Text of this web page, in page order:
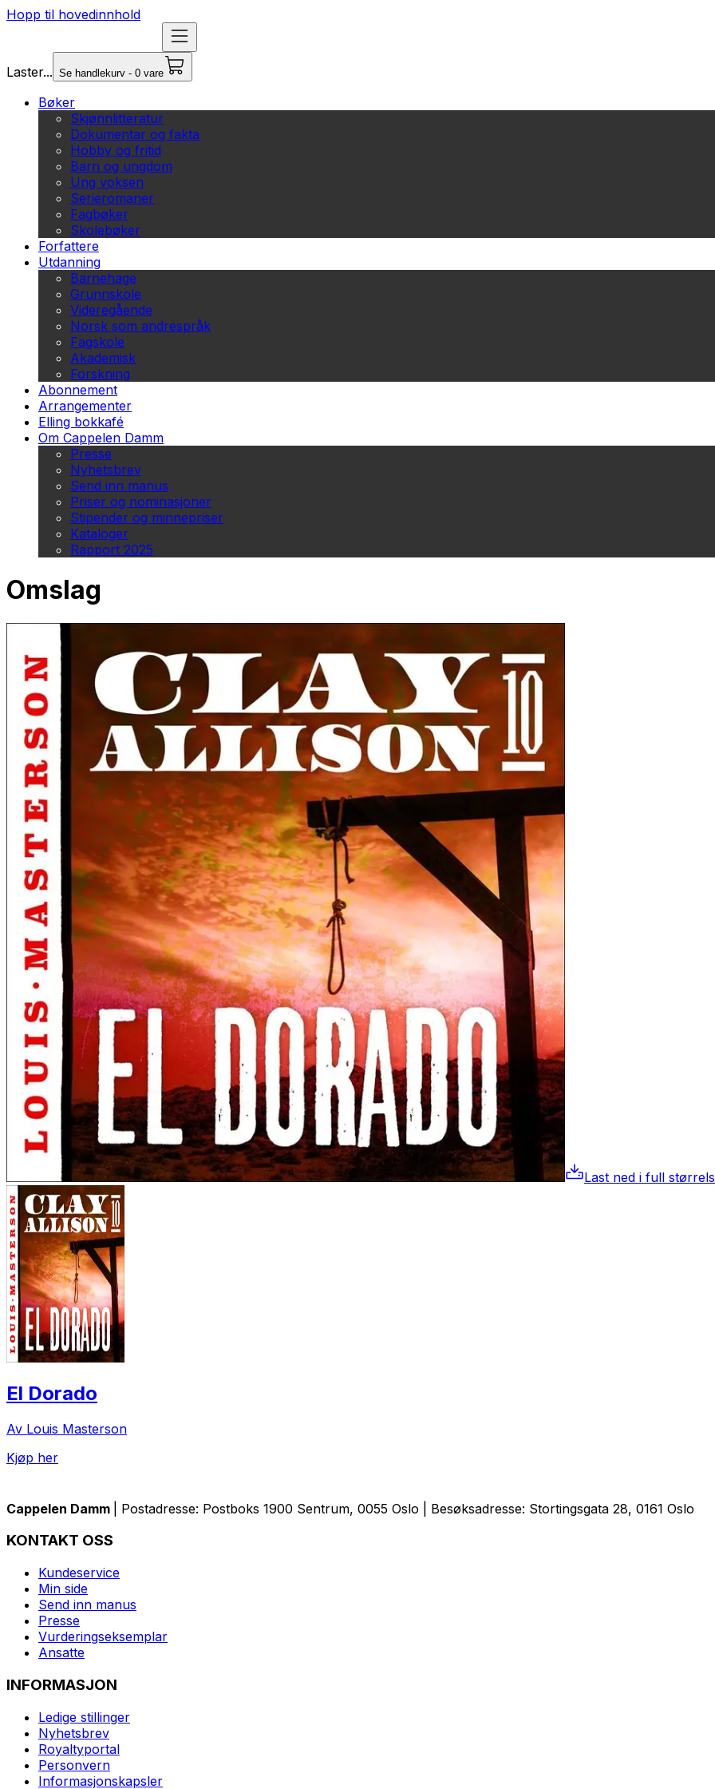
Hopp til hovedinnhold
Laster... Se handlekurv - 0 vare
Bøker
Skjønnlitteratur
Dokumentar og fakta
Hobby og fritid
Barn og ungdom
Ung voksen
Serieromaner
Fagbøker
Skolebøker
Forfattere
Utdanning
Barnehage
Grunnskole
Videregående
Norsk som andrespråk
Fagskole
Akademisk
Forskning
Abonnement
Arrangementer
Elling bokkafé
Om Cappelen Damm
Presse
Nyhetsbrev
Send inn manus
Priser og nominasjoner
Stipender og minnepriser
Kataloger
Rapport 2025
Omslag
Last ned i full
El Dorado
Av Louis Masterson
Kjøp her
Cappelen Damm | Postadresse: Postboks 1900 Sentrum, 0055 Oslo | Besøksadresse: Stortingsgata 28, 0161 Oslo
KONTAKT OSS
Kundeservice
Min side
Send inn manus
Presse
Vurderingseksemplar
Ansatte
INFORMASJON
Ledige stillinger
Nyhetsbrev
Royaltyportal
Personvern
Informasjonskapsler